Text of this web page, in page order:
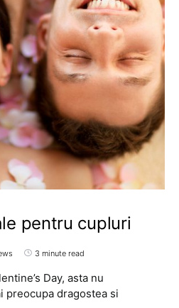
pentru cupluri
3 minute read
Day, asta nu
preocupa dragostea si